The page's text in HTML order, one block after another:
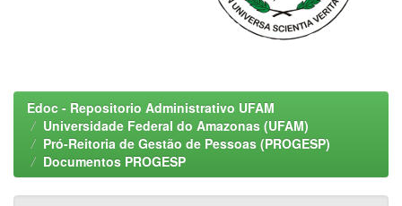
Edoc - Repositorio Administrativo UFAM
Universidade Federal do Amazonas (UFAM)
Pró-Reitoria de Gestão de Pessoas (PROGESP)
Documentos PROGESP